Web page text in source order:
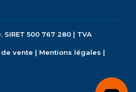
SIRET 500 767 280 | TVA
vente | Mentions légales |